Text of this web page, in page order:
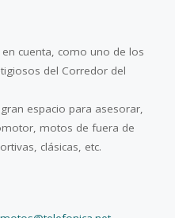
cuenta, como uno de los
del Corredor del
espacio para asesorar,
motos de fuera de
clásicas, etc.